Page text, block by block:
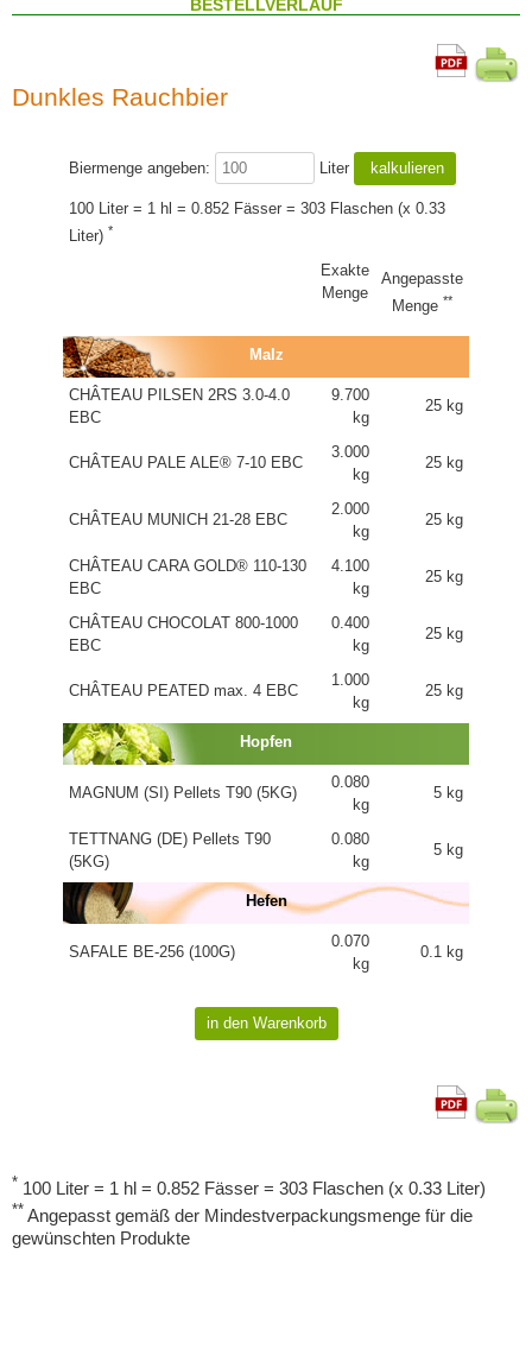
BESTELLVERLAUF
Dunkles Rauchbier
Biermenge angeben: Liter
100 Liter = 1 hl = 0.852 Fässer = 303 Flaschen (x 0.33
Liter) *
Exakte
Menge
Angepasste
Menge **
Malz
CHÂTEAU PILSEN 2RS 3.0-4.0
EBC
9.700
kg
25 kg
CHÂTEAU PALE ALE® 7-10 EBC
3.000
kg
25 kg
CHÂTEAU MUNICH 21-28 EBC
2.000
kg
25 kg
CHÂTEAU CARA GOLD® 110-130
EBC
4.100
kg
25 kg
CHÂTEAU CHOCOLAT 800-1000
EBC
0.400
kg
25 kg
CHÂTEAU PEATED max. 4 EBC
1.000
kg
25 kg
Hopfen
MAGNUM (SI) Pellets T90 (5KG)
0.080
kg
5 kg
TETTNANG (DE) Pellets T90
(5KG)
0.080
kg
5 kg
Hefen
SAFALE BE-256 (100G)
0.070
kg
0.1 kg
* 100 Liter = 1 hl = 0.852 Fässer = 303 Flaschen (x 0.33 Liter)
** Angepasst gemäß der Mindestverpackungsmenge für die
gewünschten Produkte